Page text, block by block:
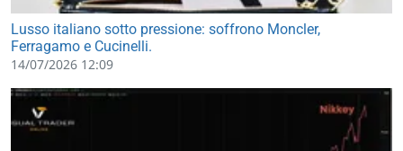
Lusso italiano sotto pressione: soffrono Moncler,
Ferragamo e Cucinelli.
14/07/2026 12:09